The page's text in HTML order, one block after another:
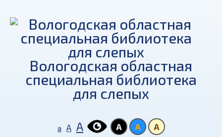
Вологодская областная
специальная библиотека
для слепых
а А А А А А